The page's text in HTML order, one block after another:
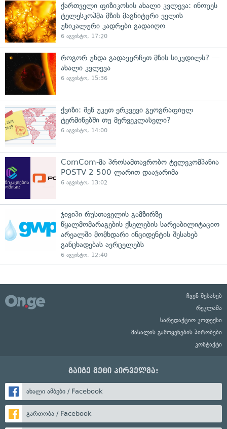
ქართველი ფიზიკოსის ახალი კვლევა: ინოუეს
ტელესკოპმა მზის მაგნიტური ველის
უნიკალური კადრები გადაიღო
6 აგვისტო, 17:20
როგორ უნდა გადავურჩეთ მზის სიკვდილს? —
ახალი კვლევა
6 აგვისტო, 15:36
ქვიზი: შენ უკეთ ერკვევი გეოგრაფიულ
ტერმინებში თუ მერვეკლასელი?
6 აგვისტო, 14:00
ComCom-მა პროსამთავრობო ტელეკომპანია
POSTV 2 500 ლარით დააჯარიმა
6 აგვისტო, 13:02
ჯივიპი რუსთაველის გამზირზე
წყალმომარაგების ქსელების სარეაბილიტაციო
არეალში მომხდარი ინციდენტის შესახებ
განცხადებას ავრცელებს
6 აგვისტო, 12:40
ჩვენ შესახებ
რეკლამა
სარედაქციო კოდექსი
მასალის გამოყენების პირობები
კონტაქტი
გაიგე მეტი პირველმა:
ახალი ამბები / Facebook
გართობა / Facebook